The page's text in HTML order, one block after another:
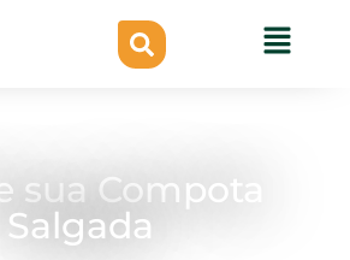
sua Compota
Salgada